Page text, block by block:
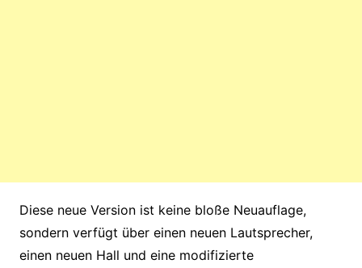
Diese neue Version ist keine bloße Neuauflage,
sondern verfügt über einen neuen Lautsprecher,
einen neuen Hall und eine modifizierte